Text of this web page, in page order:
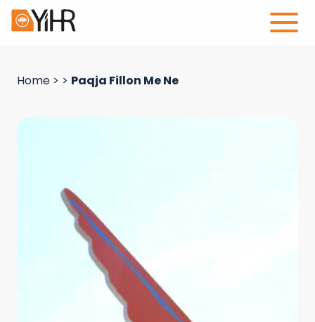
Home > > Paqja Fillon Me Ne